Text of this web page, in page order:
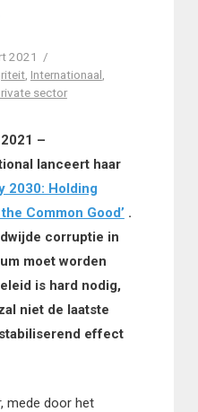
2021
, Internationaal
sector
–
lanceert haar
2030: Holding
Common Good’ .
corruptie in
moet worden
is hard nodig,
niet de laatste
effect
mede door het